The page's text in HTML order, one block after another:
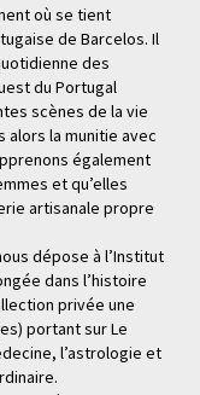
où se tient
de Barcelos. Il
des
du Portugal
scènes de la vie
alors la munitie avec
également
et qu’elles
artisanale propre
dépose à l’Institut
dans l’histoire
privée une
portant sur Le
l’astrologie et